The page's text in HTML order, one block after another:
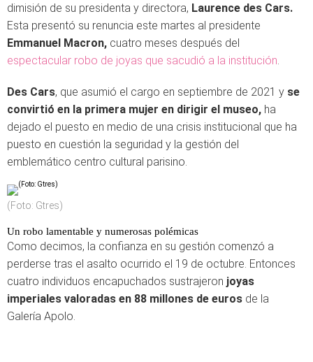
dimisión de su presidenta y directora, Laurence des Cars.
Esta presentó su renuncia este martes al presidente
Emmanuel Macron, cuatro meses después del
espectacular robo de joyas que sacudió a la institución.
Des Cars, que asumió el cargo en septiembre de 2021 y se
convirtió en la primera mujer en dirigir el museo, ha
dejado el puesto en medio de una crisis institucional que ha
puesto en cuestión la seguridad y la gestión del
emblemático centro cultural parisino.
(Foto: Gtres)
Un robo lamentable y numerosas polémicas
Como decimos, la confianza en su gestión comenzó a
perderse tras el asalto ocurrido el 19 de octubre. Entonces
cuatro individuos encapuchados sustrajeron joyas
imperiales valoradas en 88 millones de euros de la
Galería Apolo.